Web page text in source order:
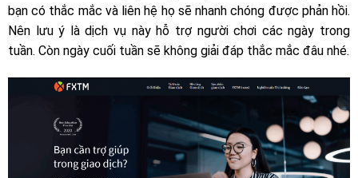
bạn có thắc mắc và liên hệ họ sẽ nhanh chóng được phản hồi.
Nên lưu ý là dịch vụ này hỗ trợ người chơi các ngày trong
tuần. Còn ngày cuối tuần sẽ không giải đáp thắc mắc đâu nhé.